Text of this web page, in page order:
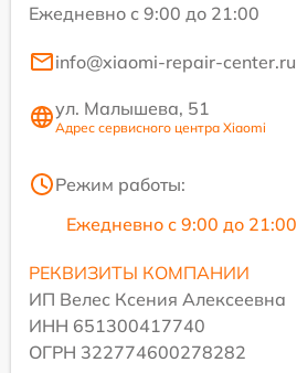
Ежедневно с 9:00 до 21:00
info@xiaomi-repair-center.ru
ул. Малышева, 51
Адрес сервисного центра Xiaomi
Режим работы:
Ежедневно с 9:00 до 21:00
РЕКВИЗИТЫ КОМПАНИИ
ИП Велес Ксения Алексеевна
ИНН 651300417740
ОГРН 322774600278282